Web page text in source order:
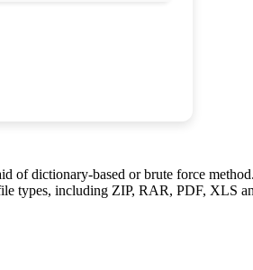
dictionary-based or brute force
types, including ZIP, RAR, PDF, XLS